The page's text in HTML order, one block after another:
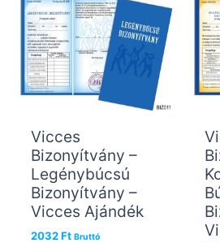
Vicces
Bizonyítvány –
Legénybúcsú
Bizonyítvány –
Vicces Ajándék
2032Ft Bruttó